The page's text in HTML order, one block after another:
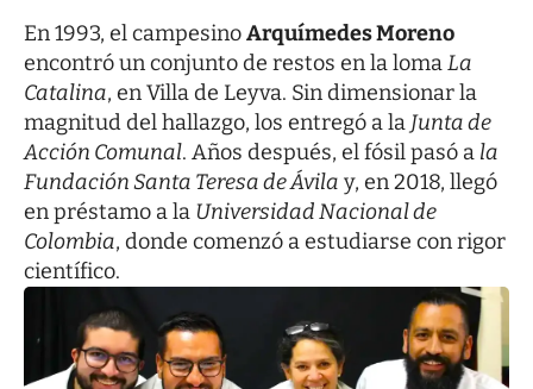
En 1993, el campesinoArquímedes Moreno
encontró un conjunto de restos en la lomaLa
Catalina, en Villa de Leyva. Sin dimensionar la
magnitud del hallazgo, los entregó a la Junta de
Acción Comunal. Años después, el fósil pasó a la
Fundación Santa Teresa de Ávila y, en 2018, llegó
en préstamo a la Universidad Nacional de
Colombia, donde comenzó a estudiarse con rigor
científico.